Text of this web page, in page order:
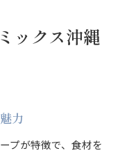
ックス沖縄
力
プが特徴で、食材を